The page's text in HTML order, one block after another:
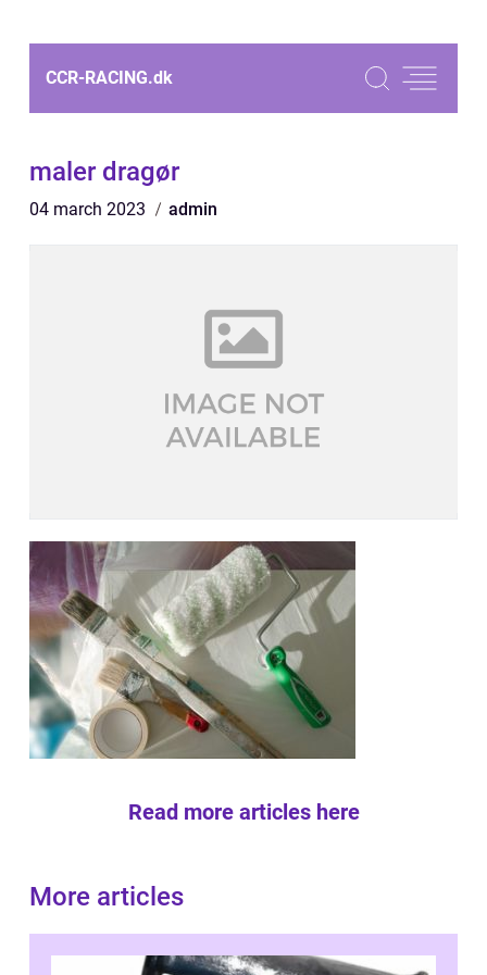
CCR-RACING.dk
maler dragør
04 march 2023 admin
Read more articles here
More articles